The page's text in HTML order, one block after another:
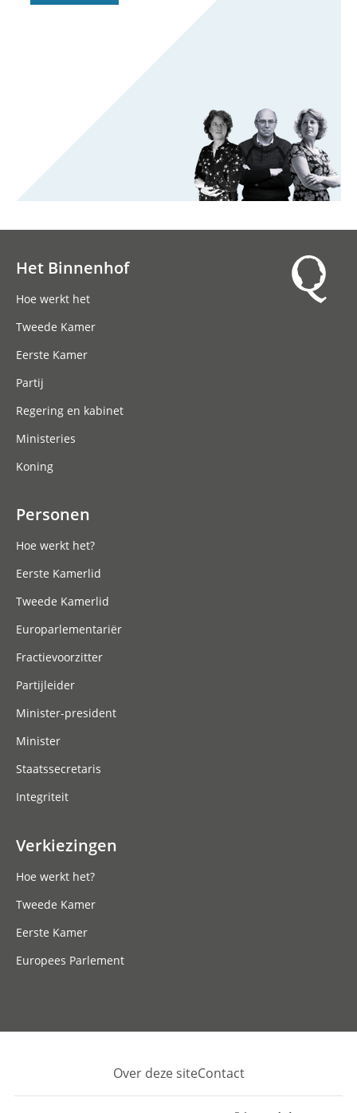
Het Binnenhof
Hoe werkt het
Tweede Kamer
Eerste Kamer
Partij
Regering en kabinet
Ministeries
Koning
Personen
Hoe werkt het?
Eerste Kamerlid
Tweede Kamerlid
Europarlementariër
Fractievoorzitter
Partijleider
Minister-president
Minister
Staatssecretaris
Integriteit
Verkiezingen
Hoe werkt het?
Tweede Kamer
Eerste Kamer
Europees Parlement
Footer
Over deze siteContact